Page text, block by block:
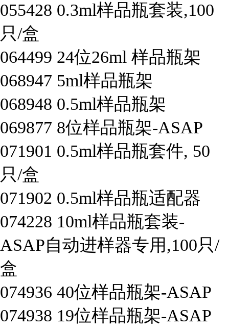
055428 0.3ml样品瓶套装,100
只/盒
064499 24位26ml 样品瓶架
068947 5ml样品瓶架
068948 0.5ml样品瓶架
069877 8位样品瓶架-ASAP
071901 0.5ml样品瓶套件, 50
只/盒
071902 0.5ml样品瓶适配器
074228 10ml样品瓶套装-
ASAP自动进样器专用,100只/
盒
074936 40位样品瓶架-ASAP
074938 19位样品瓶架-ASAP